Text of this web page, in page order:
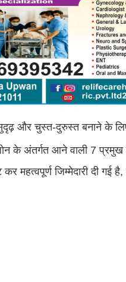
और चुस्त-दुरुस्त बनाने के
के अंतर्गत आने वाली 7 प्रमुख
महत्वपूर्ण जिम्मेदारी दी गई